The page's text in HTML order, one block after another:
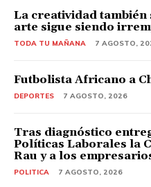
La creatividad
arte sigue siendo
TODA TU MAÑANA 7 AGOSTO,
Futbolista Africano a
DEPORTES 7 AGOSTO, 2026
Tras diagnóstico
Políticas Laborales la
Rau y a los
POLITICA 7 AGOSTO, 2026